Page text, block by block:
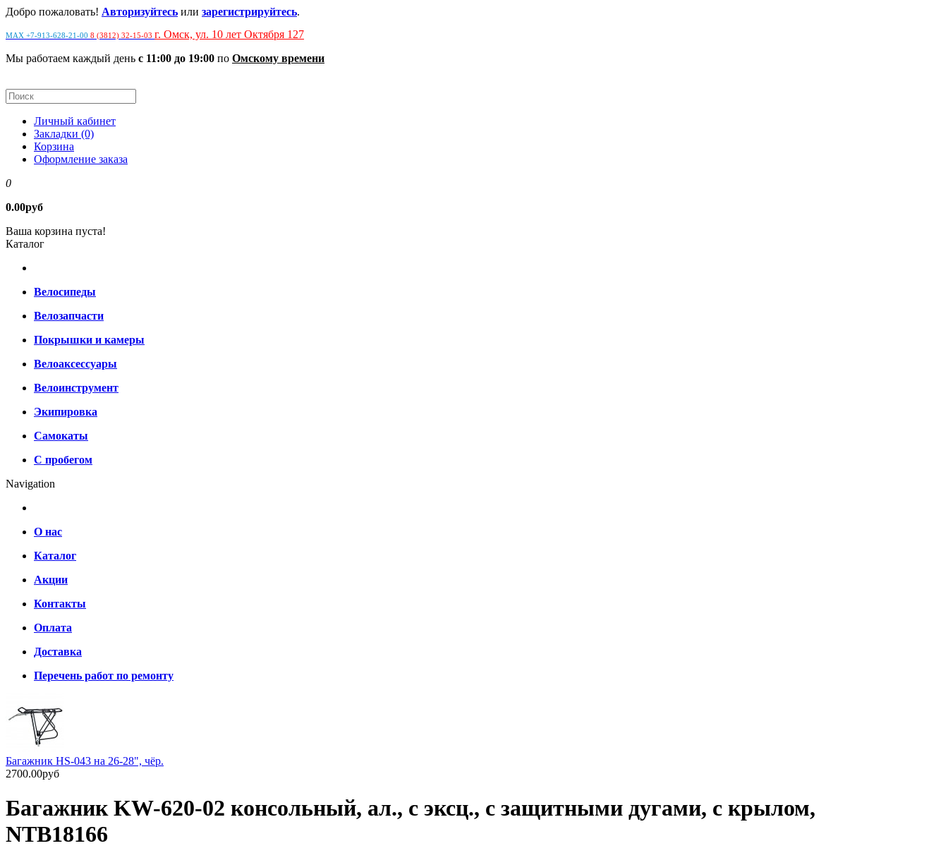
Добро пожаловать! Авторизуйтесь или зарегистрируйтесь.
MAX +7-913-628-21-00 8 (3812) 32-15-03 г. Омск, ул. 10 лет Октября 127
Мы работаем каждый день с 11:00 до 19:00 по Омскому времени
Личный кабинет
Закладки (0)
Корзина
Оформление заказа
0
0.00руб
Ваша корзина пуста!
Каталог
Велосипеды
Велозапчасти
Покрышки и камеры
Велоаксессуары
Велоинструмент
Экипировка
Самокаты
С пробегом
Navigation
О нас
Каталог
Акции
Контакты
Оплата
Доставка
Перечень работ по ремонту
Багажник HS-043 на 26-28", чёр.
2700.00руб
Багажник KW-620-02 консольный, ал., с эксц., с защитными дугами, с крылом,
NTB18166